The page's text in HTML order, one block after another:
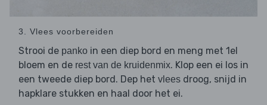
3. Vlees voorbereiden
Strooi de panko in een diep bord en meng met 1el
bloem en de rest van de kruidenmix. Klop een ei los in
een tweede diep bord. Dep het vlees droog, snijd in
hapklare stukken en haal door het ei.